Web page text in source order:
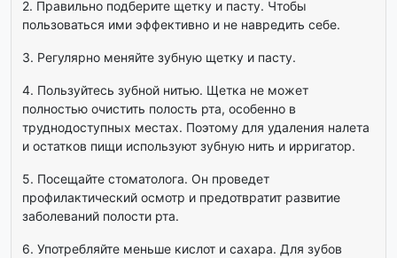
2. Правильно подберите щетку и пасту. Чтобы
пользоваться ими эффективно и не навредить себе.
3. Регулярно меняйте зубную щетку и пасту.
4. Пользуйтесь зубной нитью. Щетка не может
полностью очистить полость рта, особенно в
труднодоступных местах. Поэтому для удаления налета
и остатков пищи используют зубную нить и ирригатор.
5. Посещайте стоматолога. Он проведет
профилактический осмотр и предотвратит развитие
заболеваний полости рта.
6. Употребляйте меньше кислот и сахара. Для зубов